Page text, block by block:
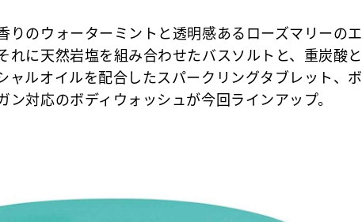
りのウォーターミントと透明感あるローズマリーのエ
れに天然岩塩を組み合わせたバスソルトと、重炭酸と
ャルオイルを配合したスパークリングタブレット、ボ
ン対応のボディウォッシュが今回ラインアップ。